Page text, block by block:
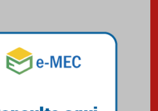
Mackenzie mobiliza campanha
solidária para apoiar famílias em
Minas Gerais